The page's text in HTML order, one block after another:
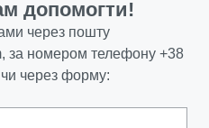
допомогти!
через пошту
, за номером телефону +38
чи через форму: